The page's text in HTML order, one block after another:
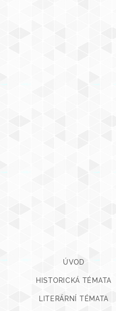
ÚVOD
HISTORICKÁ TÉMATA
LITERÁRNÍ TÉMATA